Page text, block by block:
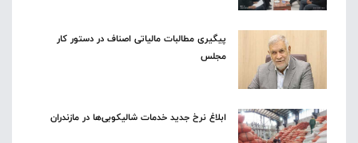
پیگیری مطالبات مالیاتی اصناف در دستور کار
مجلس
ابلاغ نرخ جدید خدمات شالیکوبی‌ها در مازندران